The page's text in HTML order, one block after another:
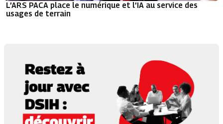
L’ARS PACA place le numérique et l’IA au service des
usages de terrain